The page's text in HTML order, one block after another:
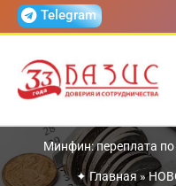
ПерейтиTelegram
Минфин: переплата
✦ Главная»